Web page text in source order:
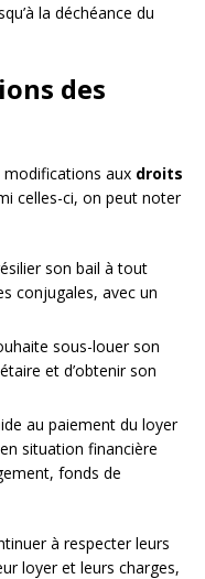
la déchéance du
des
modifications aux droits
celles-ci, on peut noter
son bail à tout
conjugales, avec un
sous-louer son
et d’obtenir son
au paiement du loyer
situation financière
fonds de
à respecter leurs
loyer et leurs charges,